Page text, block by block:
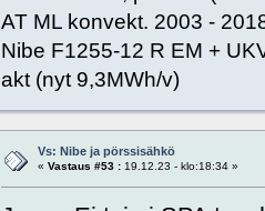
AT ML konvekt. 2003 -
Nibe F1255-12 R EM +
akt (nyt 9,3MWh/v)
Vs: Nibe ja pörssisähkö
« Vastaus #53 :19.12.23 - klo:18:34 »